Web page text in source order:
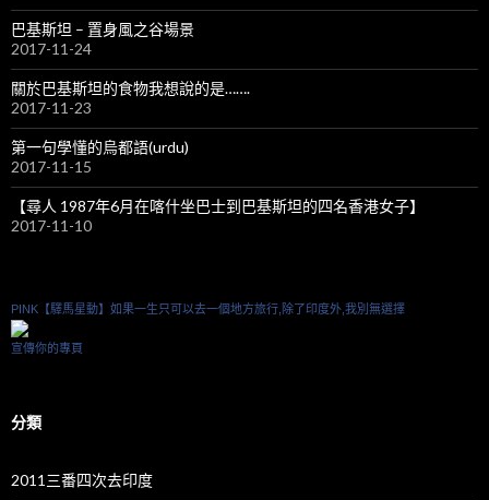
巴基斯坦 – 置身風之谷場景
2017-11-24
關於巴基斯坦的食物我想說的是…….
2017-11-23
第一句學懂的烏都語(urdu)
2017-11-15
【尋人 1987年6月在喀什坐巴士到巴基斯坦的四名香港女子】
2017-11-10
PINK【驛馬星動】如果一生只可以去一個地方旅行,除了印度外,我別無選擇
宣傳你的專頁
分類
2011三番四次去印度